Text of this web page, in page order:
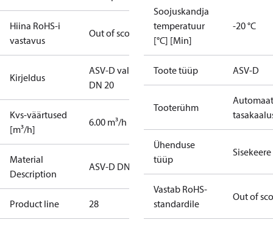
Hiina RoHS-i
vastavus
Out of scope
Kirjeldus
ASV-D valve
DN 20
Kvs-väärtused
[m³/h]
6.00 m³/h
Material
Description
ASV-D DN20
Product line 28
Soojuskandja
temperatuur
[°C] [Min]
-20 °C
Toote tüüp ASV-D
Tooterühm
Ühenduse
tüüp
Sisekeere
Vastab RoHS-
standardile
Out of